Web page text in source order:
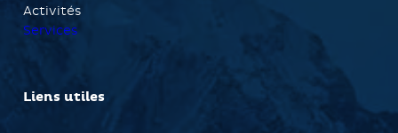
Activités
Services
Liens utiles